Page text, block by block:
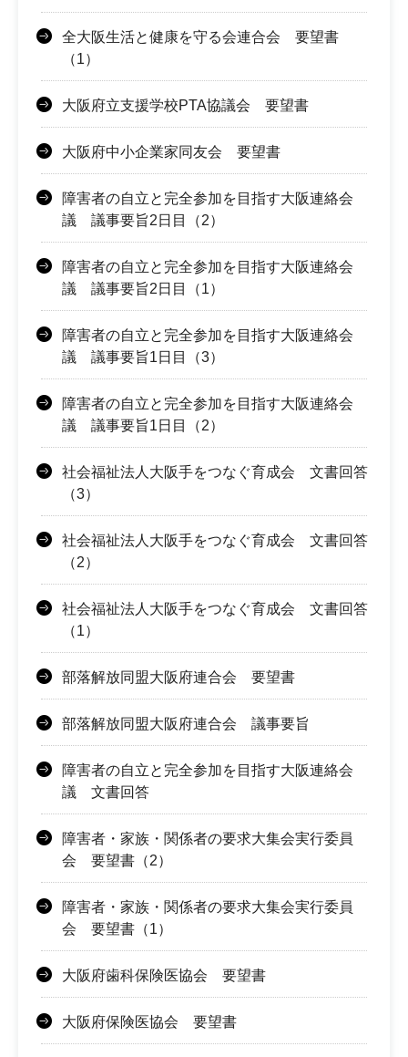
全大阪生活と健康を守る会連合会 要望書
（1）
大阪府立支援学校PTA協議会 要望書
大阪府中小企業家同友会 要望書
障害者の自立と完全参加を目指す大阪連絡会
議 議事要旨2日目（2）
障害者の自立と完全参加を目指す大阪連絡会
議 議事要旨2日目（1）
障害者の自立と完全参加を目指す大阪連絡会
議 議事要旨1日目（3）
障害者の自立と完全参加を目指す大阪連絡会
議 議事要旨1日目（2）
社会福祉法人大阪手をつなぐ育成会 文書回答
（3）
社会福祉法人大阪手をつなぐ育成会 文書回答
（2）
社会福祉法人大阪手をつなぐ育成会 文書回答
（1）
部落解放同盟大阪府連合会 要望書
部落解放同盟大阪府連合会 議事要旨
障害者の自立と完全参加を目指す大阪連絡会
議 文書回答
障害者・家族・関係者の要求大集会実行委員
会 要望書（2）
障害者・家族・関係者の要求大集会実行委員
会 要望書（1）
大阪府歯科保険医協会 要望書
大阪府保険医協会 要望書